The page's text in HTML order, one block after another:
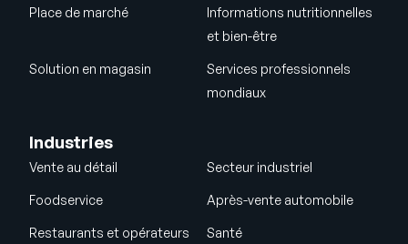
Place de marché
Informations nutritionnelles
et bien-être
Solution en magasin
Services professionnels
mondiaux
Industries
Vente au détail Secteur industriel
Foodservice Après-vente automobile
Restaurants et opérateurs Santé